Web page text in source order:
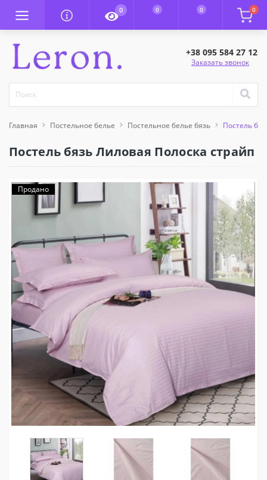
0 0 0 0
+38 095 584 27 12
Заказать звонок
Главная Постельное белье Постельное белье бязь Постель
Постель бязь Лиловая Полоска страйп
Продано